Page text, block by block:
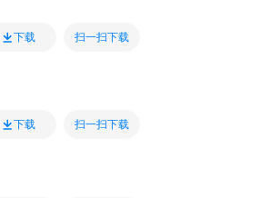
下载 扫一扫下载
下载 扫一扫下载